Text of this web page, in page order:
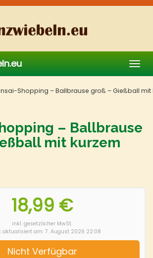
Shopping – Ballbrause groß – Gießball mit
– Ballbrause
mit kurzem
18,99 €
inkl. gesetzlicher MwSt.
aktualisiert am: 7. August 2026 22:08
Nicht Verfügbar